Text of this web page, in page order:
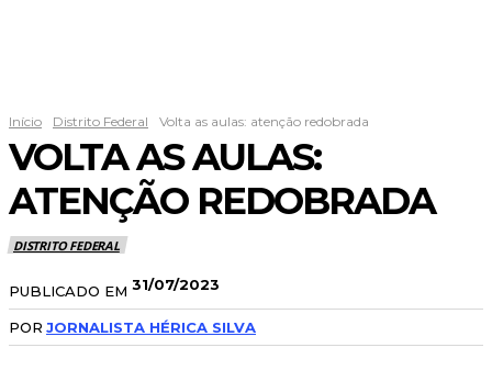
Início Distrito Federal Volta as aulas: atenção redobrada
VOLTA AS AULAS:
ATENÇÃO REDOBRADA
DISTRITO FEDERAL
PUBLICADO EM 31/07/2023
POR JORNALISTA HÉRICA SILVA